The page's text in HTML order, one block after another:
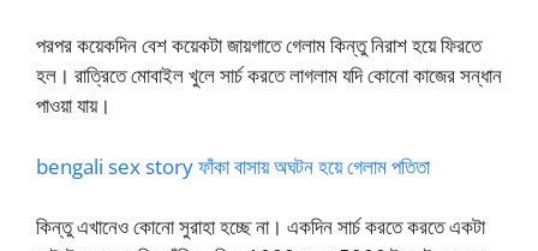
পরপর কয়েকদিন বেশ কয়েকটা জায়গাতে গেলাম কিন্তু নিরাশ হয়ে ফিরতে
হল। রাত্রিতে মোবাইল খুলে সার্চ করতে লাগলাম যদি কোনো কাজের সন্ধান
পাওয়া যায়।
bengali sex story ফাঁকা বাসায় অঘটন হয়ে গেলাম পতিতা
কিন্তু এখানেও কোনো সুরাহা হচ্ছে না। একদিন সার্চ করতে করতে একটা